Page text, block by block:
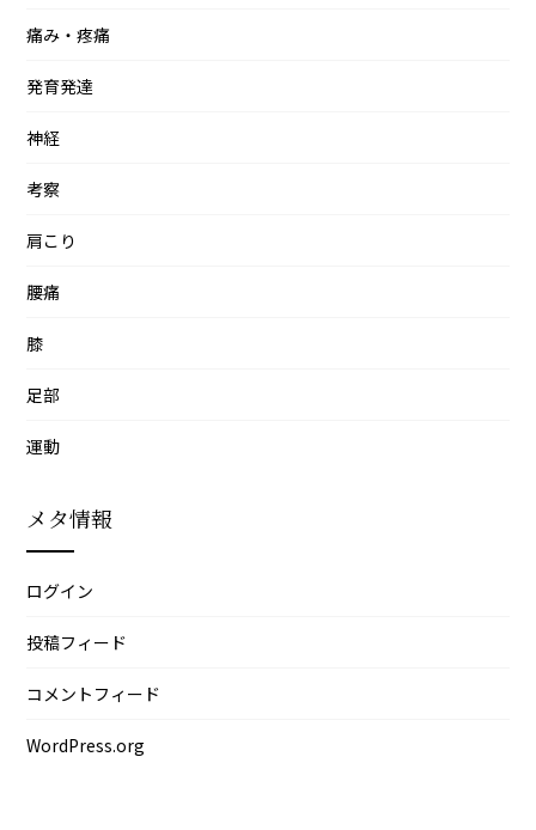
痛み・疼痛
発育発達
神経
考察
肩こり
腰痛
膝
足部
運動
メタ情報
ログイン
投稿フィード
コメントフィード
WordPress.org